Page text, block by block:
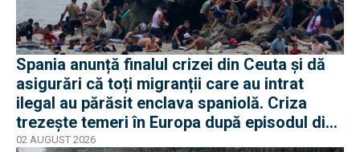
Spania anunță finalul crizei din Ceuta și dă
asigurări că toți migranții care au intrat
ilegal au părăsit enclava spaniolă. Criza
trezește temeri în Europa după episodul din
2015
02 AUGUST 2026